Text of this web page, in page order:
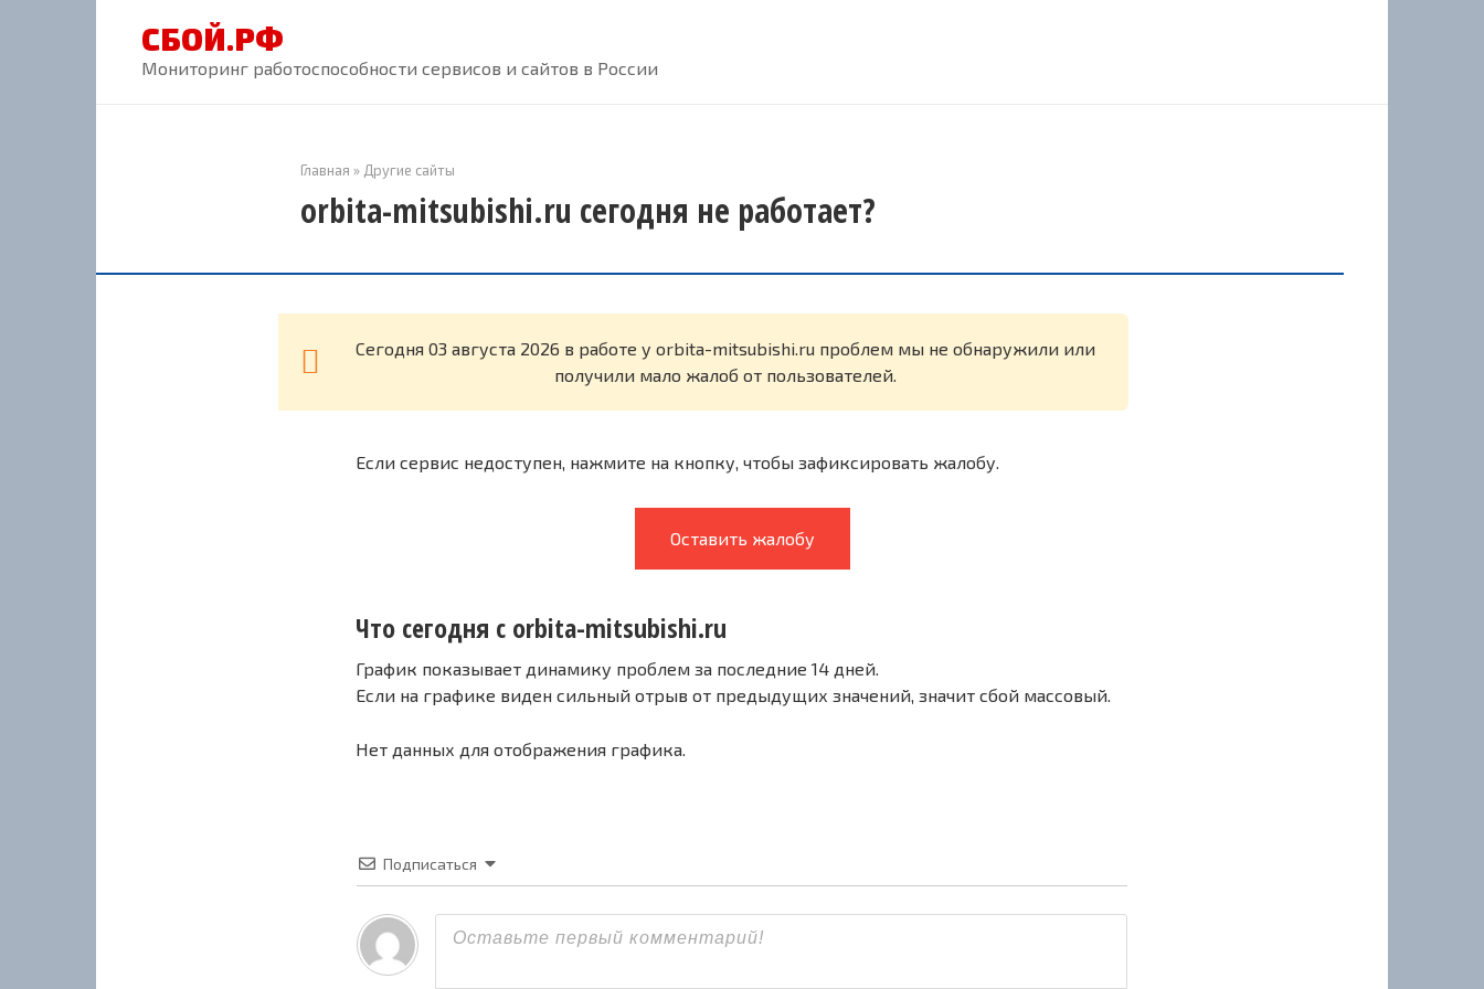
СБОЙ.РФ
Мониторинг работоспособности сервисов и сайтов в России
Главная » Другие сайты
orbita-mitsubishi.ru сегодня не работает?
Cегодня 03 августа 2026 в работе у orbita-mitsubishi.ru проблем мы не обнаружили или
получили мало жалоб от пользователей.
Если сервис недоступен, нажмите на кнопку, чтобы зафиксировать жалобу.
Оставить жалобу
Что сегодня с orbita-mitsubishi.ru
График показывает динамику проблем за последние 14 дней.
Если на графике виден сильный отрыв от предыдущих значений, значит сбой массовый.
Нет данных для отображения графика.
Подписаться